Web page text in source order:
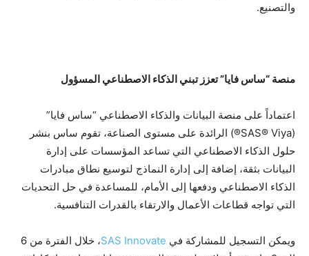
والتصنيع.
منصة “ساس فايا” تعزز تبني الذكاء الاصطناعي المسؤول
اعتماداً على منصة البيانات والذكاء الاصطناعي “ساس فايا”
(SAS® Viya®) الرائدة على مستوى الصناعة، تقوم ساس بنشر
حلول الذكاء الاصطناعي التي تساعد المؤسسات على إدارة
البيانات بثقة، إضافة إلى إدارة النماذج لتوسيع نطاق مبادرات
الذكاء الاصطناعي ودفعها إلى الأمام، للمساعدة في حل التحديات
التي تواجه قطاعات الأعمال والارتقاء بالقدرات التنافسية.
ويمكن التسجيل للمشاركة في SAS Innovate
، خلال الفترة من 6